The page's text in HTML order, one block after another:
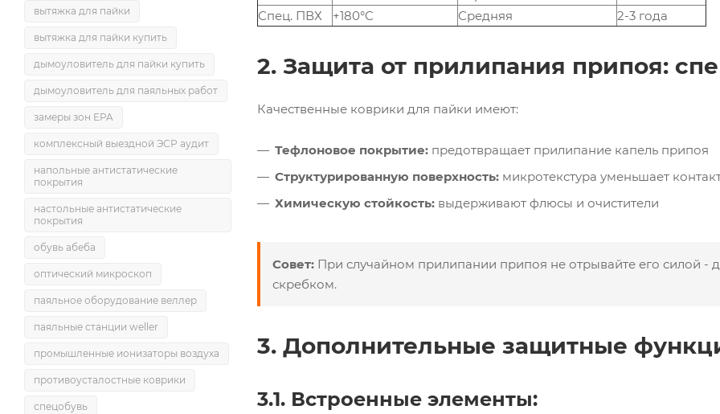
Спец. ПВХ
+180°C Средняя 2-3 года
2. Защита от прилипания припоя:
Качественные коврики для пайки имеют:
Тефлоновое покрытие: предотвращает прилипание капель припоя
Структурированную поверхность: микротекстура уменьшает
Химическую стойкость: выдерживают флюсы и очистители
Совет: При случайном прилипании припоя не отрывайте его силой -
скребком.
3. Дополнительные защитные
3.1. Встроенные элементы:
вытяжка для пайки
вытяжка для пайки купить
дымоуловитель для пайки купить
дымоуловитель для паяльных работ
замеры зон EPA
комплексный выездной ЭСР аудит
напольные антистатические
покрытия
настольные антистатические
покрытия
обувь абеба
оптический микроскоп
паяльное оборудование веллер
паяльные станции weller
промышленные ионизаторы воздуха
противоусталостные коврики
спецобувь